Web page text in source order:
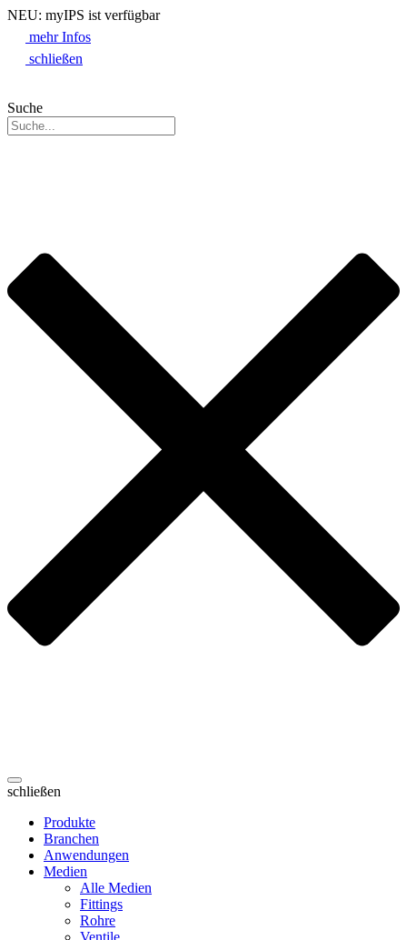
NEU: myIPS ist verfügbar
mehr Infos
schließen
Suche
schließen
Produkte
Branchen
Anwendungen
Medien
Alle Medien
Fittings
Rohre